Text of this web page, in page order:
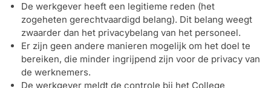
De werkgever heeft een legitieme reden (het
zogeheten gerechtvaardigd belang). Dit belang weegt
zwaarder dan het privacybelang van het personeel.
Er zijn geen andere manieren mogelijk om het doel te
bereiken, die minder ingrijpend zijn voor de privacy van
de werknemers.
De werkgever meldt de controle bij het College